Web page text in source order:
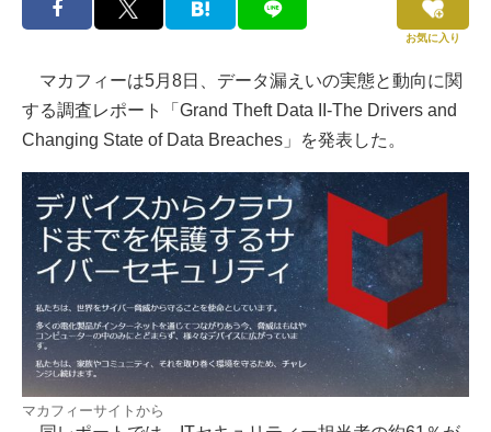
お気に入り
マカフィーは5月8日、データ漏えいの実態と動向に関
する調査レポート「Grand Theft Data II-The Drivers and
Changing State of Data Breaches」を発表した。
マカフィーサイトから